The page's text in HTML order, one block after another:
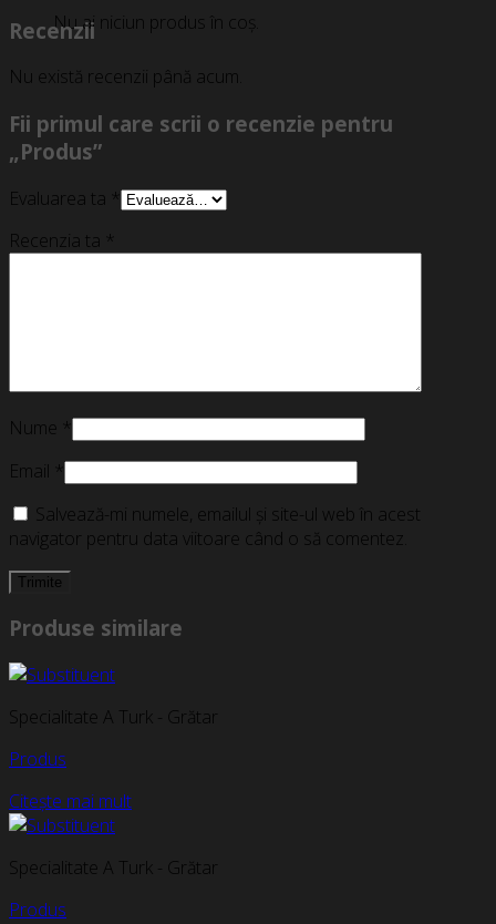
Nu ai niciun produs în coș.
Recenzii
Nu există recenzii până acum.
Fii primul care scrii o recenzie pentru
„Produs”
Evaluarea ta *
Recenzia ta *
Nume *
Email *
Salvează-mi numele, emailul și site-ul web în acest
navigator pentru data viitoare când o să comentez.
Produse similare
Specialitate A Turk - Grătar
Produs
Citește mai mult
Specialitate A Turk - Grătar
Produs